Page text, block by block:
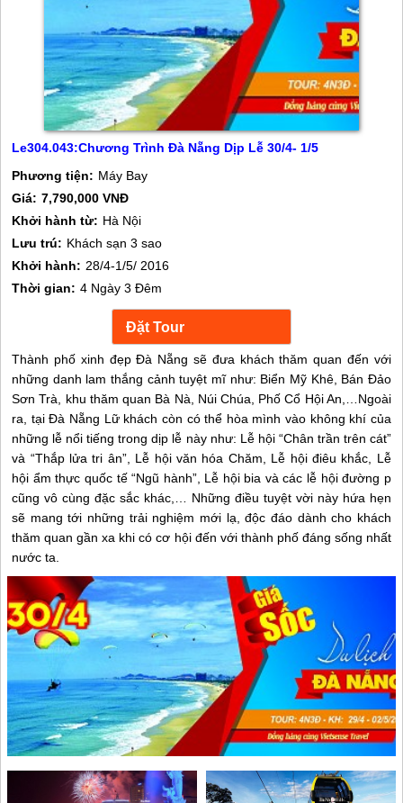
Le304.043:Chương Trình Đà Nẵng Dịp Lễ 30/4- 1/5
Phương tiện: Máy Bay
Giá: 7,790,000 VNĐ
Khởi hành từ: Hà Nội
Lưu trú: Khách sạn 3 sao
Khởi hành: 28/4-1/5/ 2016
Thời gian: 4 Ngày 3 Đêm
Thành phố xinh đẹp Đà Nẵng sẽ đưa khách thăm quan đến với
những danh lam thắng cảnh tuyệt mĩ như: Biển Mỹ Khê, Bán Đảo
Sơn Trà, khu thăm quan Bà Nà, Núi Chúa, Phố Cổ Hội An,…Ngoài
ra, tại Đà Nẵng Lữ khách còn có thể hòa mình vào không khí của
những lễ nổi tiếng trong dịp lễ này như: Lễ hội “Chân trần trên cát”
và “Thắp lửa tri ân”, Lễ hội văn hóa Chăm, Lễ hội điêu khắc, Lễ
hội ẩm thực quốc tế “Ngũ hành”, Lễ hội bia và các lễ hội đường p
cũng vô cùng đặc sắc khác,… Những điều tuyệt vời này hứa hẹn
sẽ mang tới những trải nghiệm mới lạ, độc đáo dành cho khách
thăm quan gần xa khi có cơ hội đến với thành phố đáng sống nhất
nước ta.